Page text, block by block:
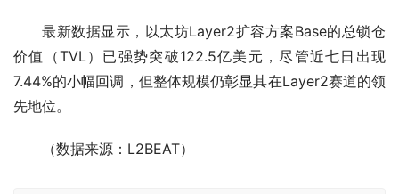
最新数据显示，以太坊Layer2扩容方案Base的总锁仓
价值（TVL）已强势突破122.5亿美元，尽管近七日出现
7.44%的小幅回调，但整体规模仍彰显其在Layer2赛道的领
先地位。
（数据来源：L2BEAT）